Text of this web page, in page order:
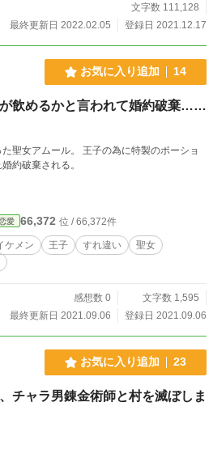
緒に救ってくれる人を探そう！ ……うん、
旅立とうと思う。その間に、やれるだけのこと
文字数 111,128
最終更新日 2022.02.05
登録日 2021.12.17
お気に入り追加 14
飲めるかと言われて婚約破棄……
聖女アムール。 王子の為に特製のポーショ
約破棄される。
愛 66,372 位 / 66,372件
ケメン 王子 すれ違い
聖女
感想数 0
文字数 1,595
最終更新日 2021.09.06
登録日 2021.09.06
お気に入り追加 23
チャラ男錬金術師と村を滅ぼしま